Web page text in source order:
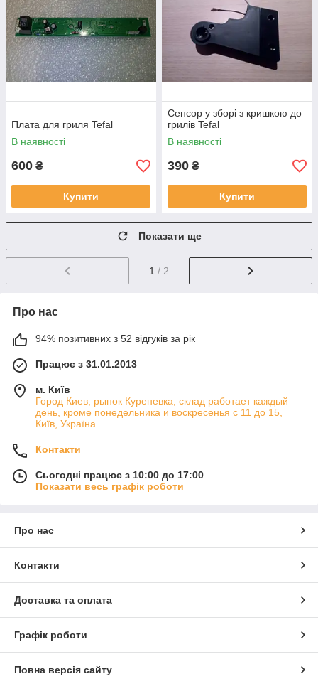
Плата для гриля Tefal
В наявності
600 ₴
Купити
Сенсор у зборі з кришкою до
грилів Tefal
В наявності
390 ₴
Купити
Показати ще
1 / 2
Про нас
94% позитивних з 52 відгуків за рік
Працює з 31.01.2013
м. Київ
Город Киев, рынок Куреневка, склад работает каждый
день, кроме понедельника и воскресенья с 11 до 15,
Київ, Україна
Контакти
Сьогодні працює з 10:00 до 17:00
Показати весь графік роботи
Про нас
Контакти
Доставка та оплата
Графік роботи
Повна версія сайту